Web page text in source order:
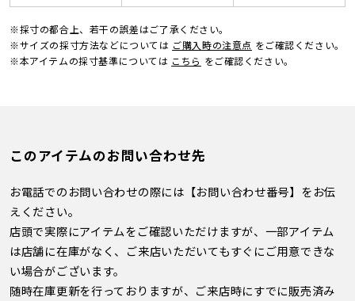
※採寸の都合上、若干の誤差はご了承ください。
※サイズの採寸方法などについては ご購入時の注意点 をご確認ください。
※本アイテムの採寸基準については こちら をご確認ください。
このアイテムのお問い合わせ先
お電話でのお問い合わせの際には【お問い合わせ番号】をお伝
えください。
店頭で実際にアイテムをご確認いただけますが、一部アイテム
は店舗に在庫がなく、ご来店いただいてもすぐにご用意できな
い場合がございます。
随時在庫更新を行っておりますが、ご来店時にすでに販売済み